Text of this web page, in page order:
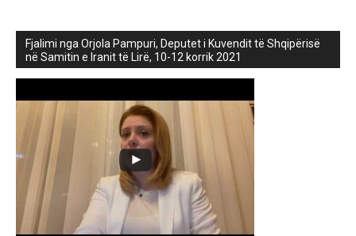
Fjalimi nga Orjola Pampuri, Deputet i Kuvendit të Shqipërisë
në Samitin e Iranit të Lirë, 10-12 korrik 2021